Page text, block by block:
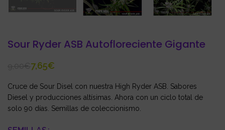
Sour Ryder ASB Autofloreciente Gigante
7,65€
Cruce de Sour Disel con nuestra High Ryder ASB. Sabores
Diesel y producciones altísimas. Ahora con un ciclo total de
solo 90 días. Semillas de coleccionismo.